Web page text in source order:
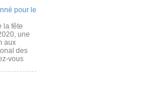
pour le
la fête
une
aux
des
vous